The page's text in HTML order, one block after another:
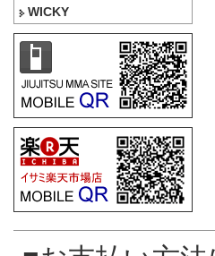
WICKY